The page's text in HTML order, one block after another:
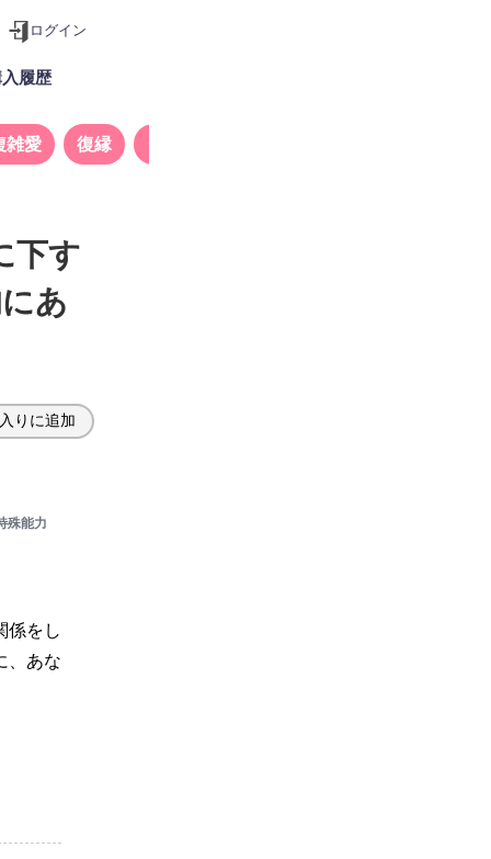
ログイン
入履歴
雑愛 復縁
下す
あ
りに追加
殊能力
係をし
、あな